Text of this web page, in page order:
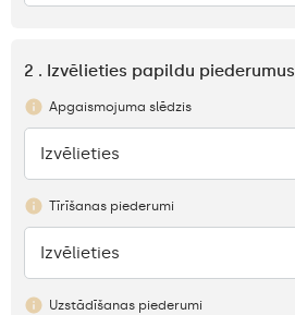
2 . Izvēlieties papildu piederumus
Apgaismojuma slēdzis
Nav
Izvēlieties
Tīrīšanas piederumi
Nav
Izvēlieties
Uzstādīšanas piederumi